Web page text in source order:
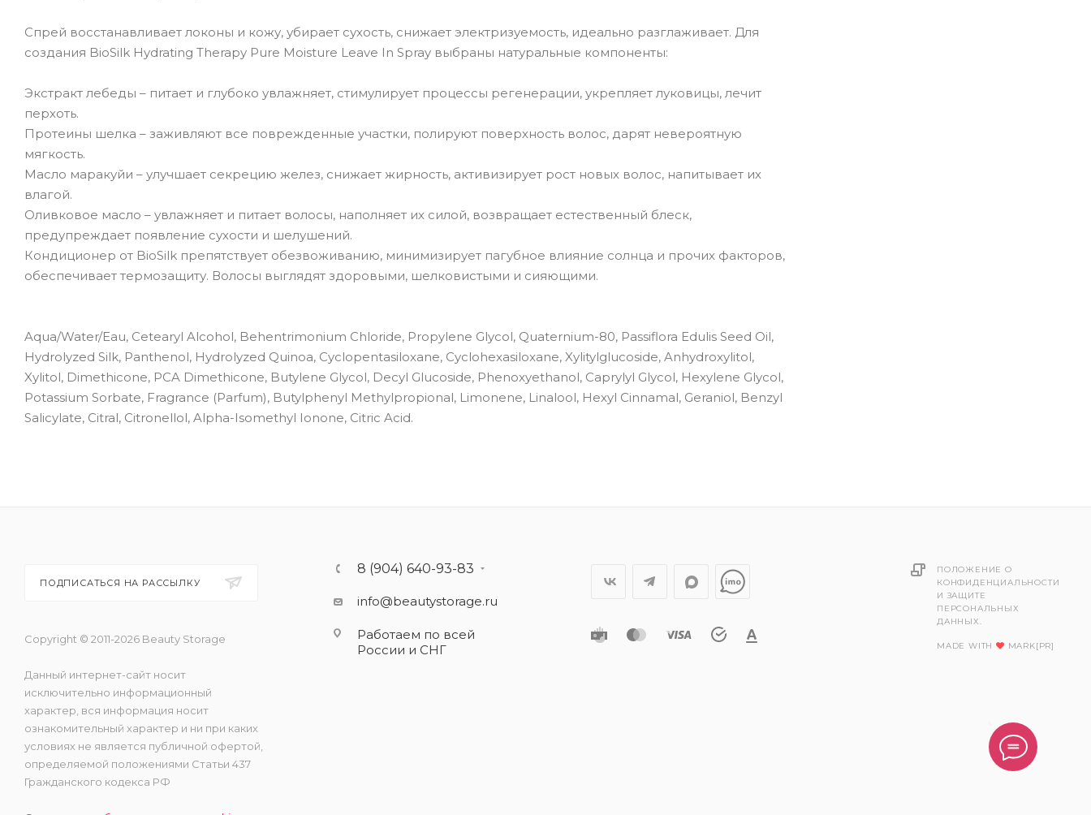
Спрей восстанавливает локоны и кожу, убирает сухость, снижает электризуемость, идеально разглаживает. Для
создания BioSilk Hydrating Therapy Pure Moisture Leave In Spray выбраны натуральные компоненты:
Экстракт лебеды – питает и глубоко увлажняет, стимулирует процессы регенерации, укрепляет луковицы, лечит
перхоть.
Протеины шелка – заживляют все поврежденные участки, полируют поверхность волос, дарят невероятную
мягкость.
Масло маракуйи – улучшает секрецию желез, снижает жирность, активизирует рост новых волос, напитывает их
влагой.
Оливковое масло – увлажняет и питает волосы, наполняет их силой, возвращает естественный блеск,
предупреждает появление сухости и шелушений.
Кондиционер от BioSilk препятствует обезвоживанию, минимизирует пагубное влияние солнца и прочих факторов,
обеспечивает термозащиту. Волосы выглядят здоровыми, шелковистыми и сияющими.
Aqua/Water/Eau, Cetearyl Alcohol, Behentrimonium Chloride, Propylene Glycol, Quaternium-80, Passiflora Edulis Seed Oil,
Hydrolyzed Silk, Panthenol, Hydrolyzed Quinoa, Cyclopentasiloxane, Cyclohexasiloxane, Xylitylglucoside, Anhydroxylitol,
Xylitol, Dimethicone, PCA Dimethicone, Butylene Glycol, Decyl Glucoside, Phenoxyethanol, Caprylyl Glycol, Hexylene Glycol,
Potassium Sorbate, Fragrance (Parfum), Butylphenyl Methylpropional, Limonene, Linalool, Hexyl Cinnamal, Geraniol, Benzyl
Salicylate, Citral, Citronellol, Alpha-Isomethyl Ionone, Citric Acid.
ПОДПИСАТЬСЯ НА РАССЫЛКУ
Copyright © 2011-2026 Beauty Storage
Данный интернет-сайт носит
исключительно информационный
характер, вся информация носит
ознакомительный характер и ни при каких
условиях не является публичной офертой,
определяемой положениями Статьи 437
Гражданского кодекса РФ
8 (904) 640-93-83
info@beautystorage.ru
Работаем по всей
России и СНГ
ПОЛОЖЕНИЕ О
КОНФИДЕНЦИАЛЬНОСТИ
И ЗАЩИТЕ
ПЕРСОНАЛЬНЫХ
ДАННЫХ.
MADE WITH MARK[PR]